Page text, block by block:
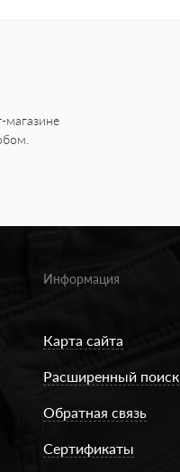
магазине
Информация
Карта сайта
Расширенный поиск
Обратная связь
Сертификаты